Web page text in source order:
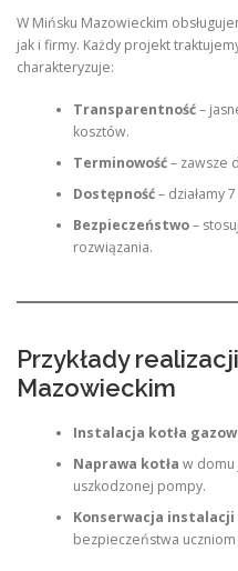
W Mińsku Mazowieckim
jak i firmy. Każdy projekt
charakteryzuje:
Transparentność–
kosztów.
Terminowość– zawsze
Dostępność– działamy
Bezpieczeństwo–
rozwiązania.
Przykłady
Mazowieckim
Instalacja kotła
Naprawa kotła w domu
uszkodzonej pompy.
Konserwacja instalacji
bezpieczeństwa